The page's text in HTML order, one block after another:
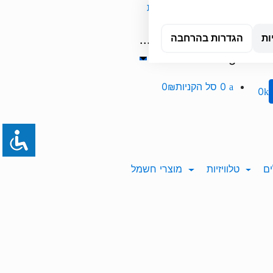
הגדרות בהרחבה
טכנאי מחשבים עד הבית
Orders
...
0
0 סל הקניות0₪
טלוויזיות
מוצרי חשמל